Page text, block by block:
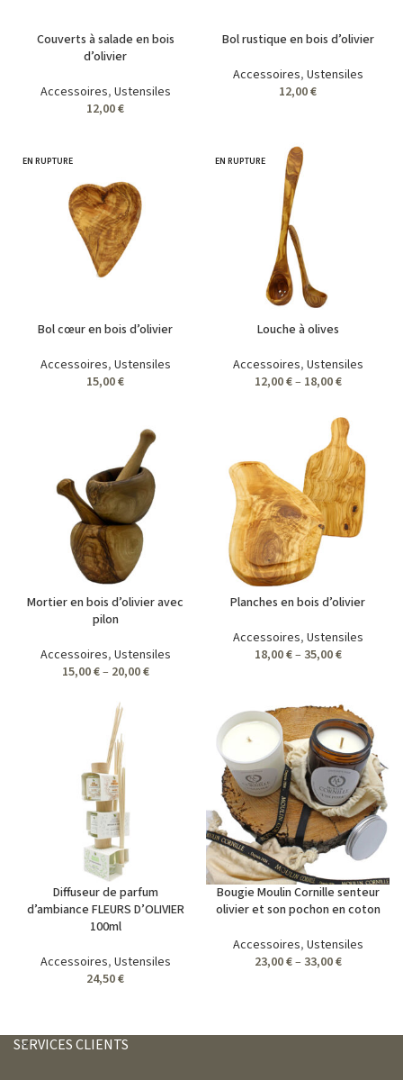
Couverts à salade en bois
d’olivier
Accessoires, Ustensiles
12,00€
Bol rustique en bois d’olivier
Accessoires, Ustensiles
12,00€
EN RUPTURE
Bol cœur en bois d’olivier
Accessoires, Ustensiles
15,00€
EN RUPTURE
Louche à olives
Accessoires, Ustensiles
12,00€– 18,00€
Mortier en bois d’olivier avec
pilon
Accessoires, Ustensiles
15,00€– 20,00€
Planches en bois d’olivier
Accessoires, Ustensiles
18,00€– 35,00€
Diffuseur de parfum
d’ambiance FLEURS D’OLIVIER
100ml
Accessoires, Ustensiles
24,50€
Bougie Moulin Cornille senteur
olivier et son pochon en coton
Accessoires, Ustensiles
23,00€– 33,00€
SERVICES CLIENTS